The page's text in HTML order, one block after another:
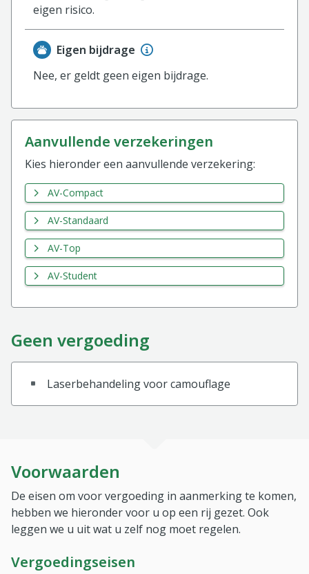
eigen risico.
Eigen bijdrage
Nee, er geldt geen eigen bijdrage.
aanvullende verzekeringen
Kies hieronder een aanvullende verzekering:
AV-Compact
AV-Standaard
AV-Top
AV-Student
Geen vergoeding
Laserbehandeling voor camouflage
Voorwaarden
De eisen om voor vergoeding in aanmerking te komen,
hebben we hieronder voor u op een rij gezet. Ook
leggen we u uit wat u zelf nog moet regelen.
Vergoedingseisen